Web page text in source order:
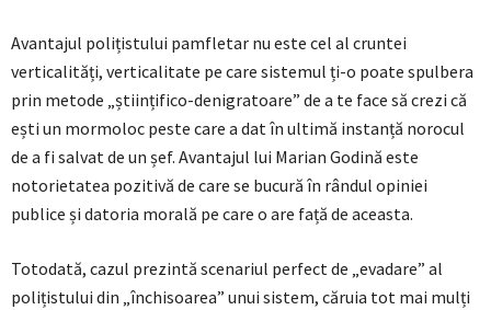
Avantajul polițistului pamfletar nu este cel al cruntei
verticalități, verticalitate pe care sistemul ți-o poate spulbera
prin metode „științifico-denigratoare” de a te face să crezi că
ești un mormoloc peste care a dat în ultimă instanță norocul
de a fi salvat de un șef. Avantajul lui Marian Godină este
notorietatea pozitivă de care se bucură în rândul opiniei
publice și datoria morală pe care o are față de aceasta.
Totodată, cazul prezintă scenariul perfect de „evadare” al
polițistului din „închisoarea” unui sistem, căruia tot mai mulți